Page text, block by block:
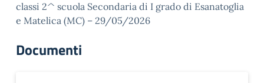
classi 2^ scuola Secondaria di I grado di Esanatoglia
e Matelica (MC) – 29/05/2026
Documenti